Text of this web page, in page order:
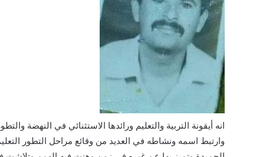
انه أيقونة التربية والتعليم ورائدها الاستثنائي في النهضة
وارتبط اسمه ونشاطه في العديد من وقائع مراحل التطور